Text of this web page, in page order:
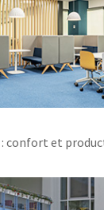
: confort et